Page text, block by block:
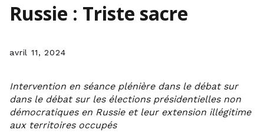
Russie : Triste sacre
avril 11, 2024
Intervention en séance plénière dans le débat sur
dans le débat sur les élections présidentielles non
démocratiques en Russie et leur extension illégitime
aux territoires occupés